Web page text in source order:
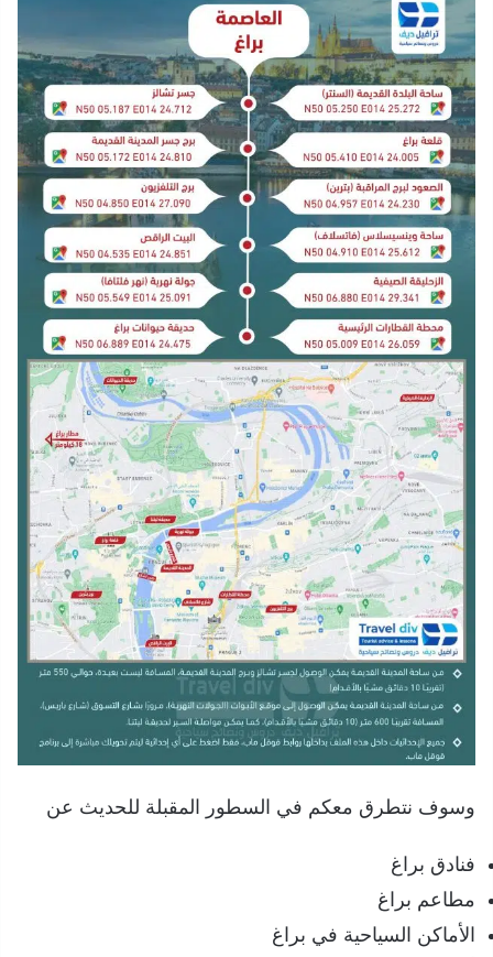
وسوف نتطرق معكم في السطور المقبلة للحديث عن
فنادق براغ
مطاعم براغ
الأماكن السياحية في براغ